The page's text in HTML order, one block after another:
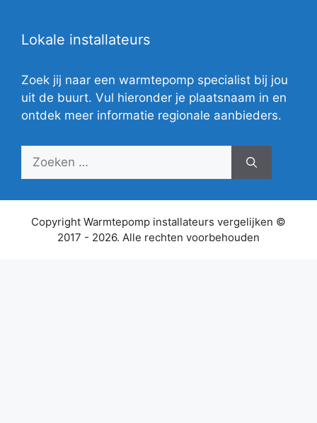
Lokale installateurs
Zoek jij naar een warmtepomp specialist bij jou
uit de buurt. Vul hieronder je plaatsnaam in en
ontdek meer informatie regionale aanbieders.
Zoek
Copyright Warmtepomp installateurs vergelijken ©
2017 - 2026. Alle rechten voorbehouden